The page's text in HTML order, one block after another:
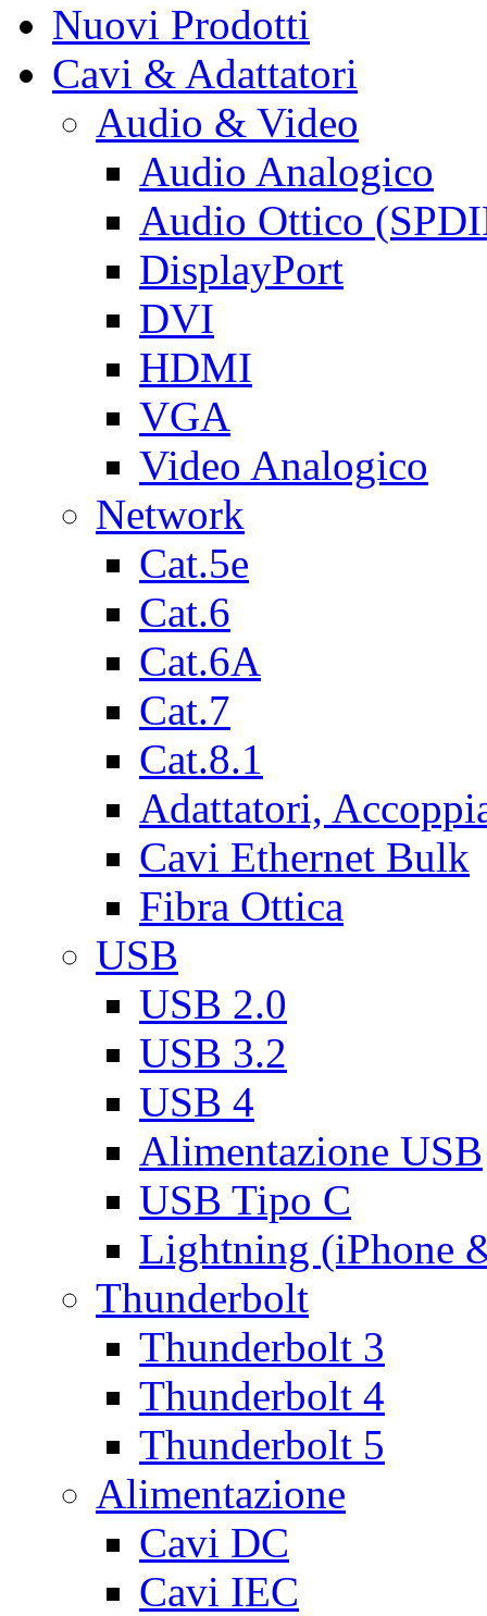
Nuovi Prodotti
Cavi & Adattatori
Audio & Video
Audio Analogico
Audio Ottico
DisplayPort
DVI
HDMI
VGA
Video Analogico
Network
Cat.5e
Cat.6
Cat.6A
Cat.7
Cat.8.1
Adattatori,
Cavi Ethernet Bulk
Fibra Ottica
USB
USB 2.0
USB 3.2
USB 4
Alimentazione USB
USB Tipo C
Lightning (iPhone
Thunderbolt
Thunderbolt 3
Thunderbolt 4
Thunderbolt 5
Alimentazione
Cavi DC
Cavi IEC